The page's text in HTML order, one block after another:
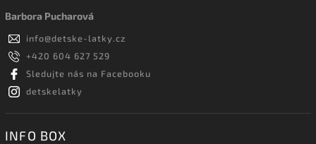
Barbora Pucharová
info@detske-latky.cz
+420 604 627 529
Sledujte nás na Facebooku
detskelatky
INFO BOX